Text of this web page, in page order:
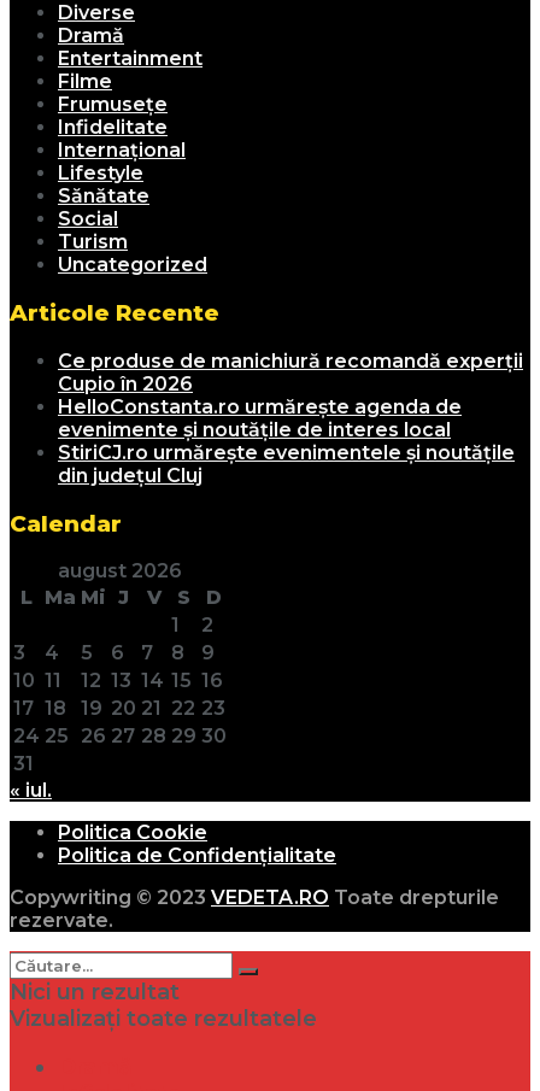
Diverse
Dramă
Entertainment
Filme
Frumusețe
Infidelitate
Internațional
Lifestyle
Sănătate
Social
Turism
Uncategorized
Articole Recente
Ce produse de manichiură recomandă experții
Cupio în 2026
HelloConstanta.ro urmărește agenda de
evenimente și noutățile de interes local
StiriCJ.ro urmărește evenimentele și noutățile
din județul Cluj
Calendar
august 2026
L Ma Mi J V S
D
1
2
3
4 5 6 7 8
9
10 11 12 13 14 15 16
17 18 19 20 21 22 23
24 25 26 27 28 29 30
31
« iul.
Politica Cookie
Politica de Confidențialitate
Copywriting © 2023 VEDETA.RO Toate drepturile
rezervate.
Nici un rezultat
Vizualizați toate rezultatele